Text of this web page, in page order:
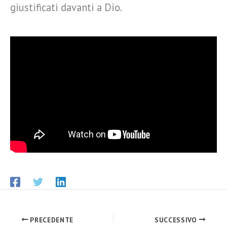
giustificati davanti a Dio.
PRECEDENTE SUCCESSIVO